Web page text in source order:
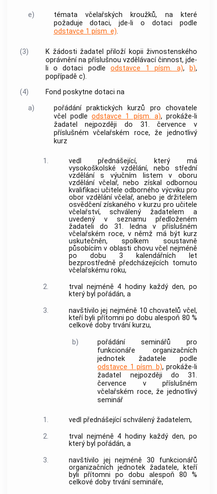
e)
témata včelařských kroužků, na které
požaduje dotaci, jde-li o dotaci podle
odstavce 1 písm. e).
(3)
K žádosti žadatel přiloží kopii živnostenského
oprávnění na příslušnou vzdělávací činnost, jde-
li o dotaci podleodstavce 1 písm. a), b),
popřípadě c).
(4)
Fond poskytne dotaci na
a)
pořádání praktických kurzů pro chovatele
včel podleodstavce 1 písm. a), prokáže-li
žadatel nejpozději do 31. července v
příslušném včelařském roce, že jednotlivý
kurz
1.
vedl přednášející, který má
vysokoškolské vzdělání, nebo střední
vzdělání s výučním listem v oboru
vzdělání včelař, nebo získal odbornou
kvalifikaci učitele odborného výcviku pro
obor vzdělání včelař, anebo je držitelem
osvědčení získaného v kurzu pro učitele
včelařství, schválený žadatelem a
uvedený v seznamu předloženém
žadateli do 31. ledna v příslušném
včelařském roce, v němž má být kurz
uskutečněn, spolkem soustavně
působícím v oblasti chovu včel nejméně
po dobu 3 kalendářních let
bezprostředně předcházejících tomuto
včelařskému roku,
2.
trval nejméně 4 hodiny každý den, po
který byl pořádán, a
3.
navštívilo jej nejméně 10 chovatelů včel,
kteří byli přítomni po dobu alespoň 80 %
celkové doby trvání kurzu,
b)
pořádání seminářů pro
funkcionáře organizačních
jednotek žadatele podle
odstavce 1 písm. b), prokáže-li
žadatel nejpozději do 31.
července v příslušném
včelařském roce, že jednotlivý
seminář
1.
vedl přednášející schválený žadatelem,
2.
trval nejméně 4 hodiny každý den, po
který byl pořádán, a
3.
navštívilo jej nejméně 30 funkcionářů
organizačních jednotek žadatele, kteří
byli přítomni po dobu alespoň 80 %
celkové doby trvání semináře,